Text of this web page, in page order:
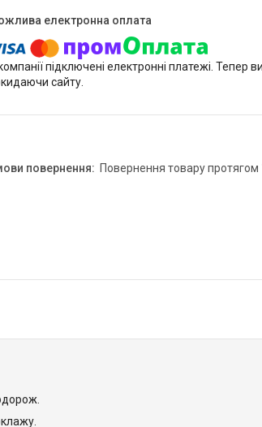
підключені електронні платежі. Тепер
сайту.
повернення товару протягом